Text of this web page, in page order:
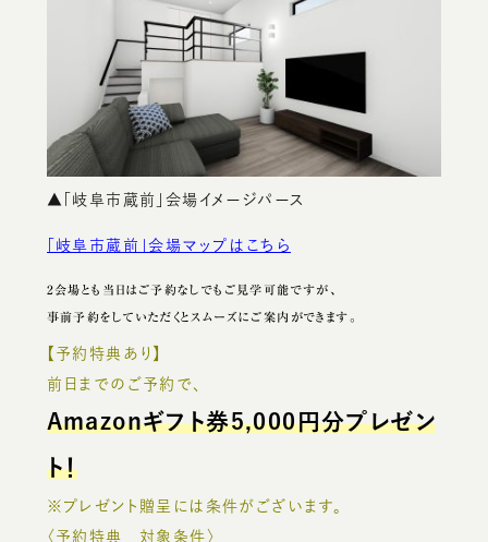
▲「岐阜市蔵前」会場イメージパース
「岐阜市蔵前」会場マップはこちら
2会場とも当日はご予約なしでもご見学可能ですが、
事前予約をしていただくとスムーズにご案内ができます。
【予約特典あり】
前日までのご予約で、
Amazonギフト券5,000円分プレゼン
ト！
※プレゼント贈呈には条件がございます。
〈予約特典 対象条件〉